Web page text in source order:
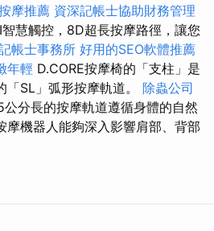
摩推薦 資深記帳士協助財務管理
智慧觸控，8D超長按摩路徑，讓您
帳士事務所 好用的SEO軟體推薦
年輕 D.CORE按摩椅的「支柱」是
SL」弧形按摩軌道。 除蟲公司
公分長的按摩軌道遵循身體的自然
摩機器人能夠深入影響肩部、背部